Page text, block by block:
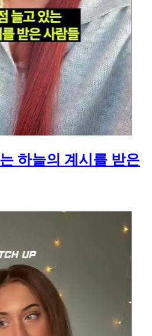
하늘의 계시를 받은